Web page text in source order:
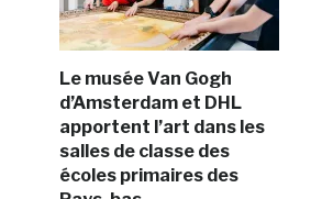
Le musée Van Gogh
d’Amsterdam et DHL
apportent l’art dans les
salles de classe des
écoles primaires des